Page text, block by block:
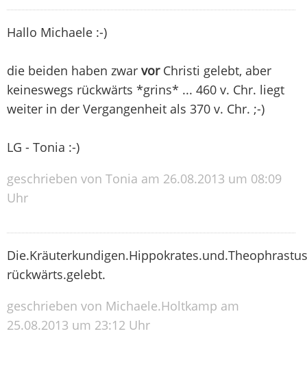
Hallo Michaele :-)
die beiden haben zwar vorChristi gelebt, aber
keineswegs rückwärts *grins* ... 460 v. Chr. liegt
weiter in der Vergangenheit als 370 v. Chr. ;-)
LG - Tonia :-)
geschrieben von Tonia am 26.08.2013 um 08:09
Uhr
rückwärts.gelebt.
geschrieben von Michaele.Holtkamp am
25.08.2013 um 23:12 Uhr